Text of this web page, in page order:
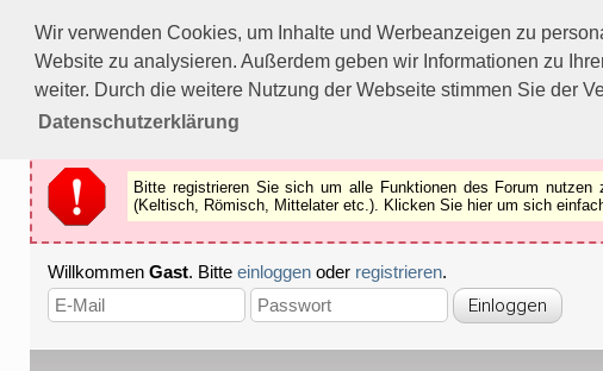
Wir verwenden Cookies, um Inhalte und Werbeanzeigen zu
Website zu analysieren. Außerdem geben wir Informationen zu
weiter. Durch die weitere Nutzung der Webseite stimmen Sie der
Datenschutzerklärung
Bitte registrieren Sie sich um alle Funktionen des Forums nutzen zu
Als Gast können Sie z.B.keine Bilderbetrachten.
Registrieren
Schliessen
Bitte registrieren Sie sich um alle Funktionen des Forum
(Keltisch, Römisch, Mittelater etc.). Klicken Sie hier um sich
Willkommen Gast. Bitte einloggen oder registrieren.